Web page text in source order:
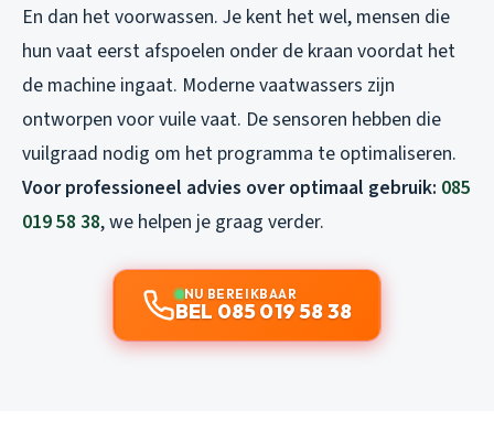
En dan het voorwassen. Je kent het wel, mensen die
hun vaat eerst afspoelen onder de kraan voordat het
de machine ingaat. Moderne vaatwassers zijn
ontworpen voor vuile vaat. De sensoren hebben die
vuilgraad nodig om het programma te optimaliseren.
Voor professioneel advies over optimaal gebruik: 085
019 58 38, we helpen je graag verder.
NU BEREIKBAAR
BEL 085 019 58 38